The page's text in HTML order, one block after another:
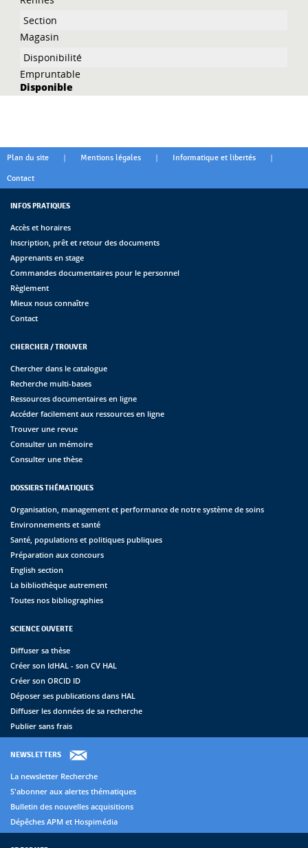
Magasin
Empruntable
Disponible
Plan du site | Mentions légales | Informatique et libertés |
Contact
INFOS PRATIQUES
Accès et horaires
Inscription, prêt et retour des documents
Apprenants en stage
Commandes documentaires pour le personnel
Règlement
Mieux nous connaître
Contact
CHERCHER / TROUVER
Chercher dans le catalogue
Recherche multi-bases
Ressources documentaires en ligne
Accéder facilement aux ressources en ligne
Trouver une revue
Consulter un mémoire
Consulter une thèse
DOSSIERS THÉMATIQUES
Organisation, management et performance de notre système de soins
Environnements et santé
Santé, populations et politiques publiques
Préparation aux concours
English section
La bibliothèque autrement
Toutes nos bibliographies
SCIENCE OUVERTE
Diffuser sa thèse
Créer son IdHAL - son CV HAL
Créer son ORCID ID
Déposer ses publications dans HAL
Diffuser les données de sa recherche
Publier sans frais
NEWSLETTERS
La newsletter Recherche
S'abonner aux alertes thématiques
Bulletin des nouvelles acquisitions
Dépêches APM et Hospimédia